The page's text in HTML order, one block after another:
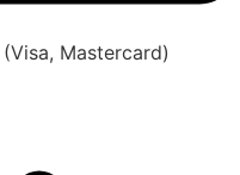
(Visa, Mastercard)